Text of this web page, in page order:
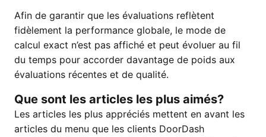
Afin de garantir que les évaluations reflètent
fidèlement la performance globale, le mode de
calcul exact n’est pas affiché et peut évoluer au fil
du temps pour accorder davantage de poids aux
évaluations récentes et de qualité.
Que sont les articles les plus aimés?
Les articles les plus appréciés mettent en avant les
articles du menu que les clients DoorDash